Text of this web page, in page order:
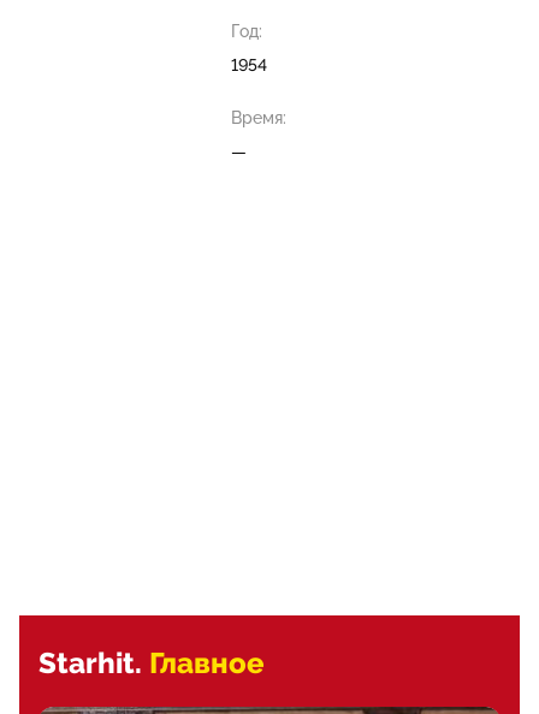
Год:
1954
Время:
—
Starhit. Главное